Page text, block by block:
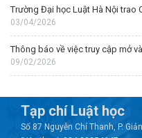
Trường Đại học Luật Hà Nội trao
03/04/2026
Thông báo về việc truy cập mở
09/02/2026
Tạp chí Luật học
Số 87 Nguyễn Chí Thanh, P.